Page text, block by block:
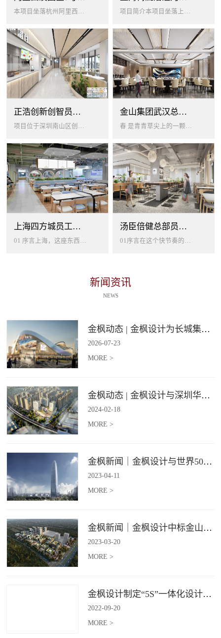
本项目坐落杭州阿里西溪园区8号楼一层，以绿色生机 + 年轻基因为核心，打造「活力聚场」复合型员工餐厅。兼顾多人群用餐需求... 项目简介本项目坐落上海闵行梅陇科技绿洲，以生态创艺食堂为设计核心，融合现代轻奢与自然生态，打造兼顾高效就餐、休闲社交、商...
正浩创新创智员工餐厅
项目位于深圳南山区创智云城，服务正浩企业全体员工及来访亲友，总建筑面积 1537㎡，室内座位 450 座、室外休闲外摆 ...
金山集团武汉总部员工食堂设计
春 是青青草尖上的一颗露珠夏 是粼波湖面中倒映的晚霞秋 是宁静山谷里的一片落叶冬 是白雪中屹立不倒的松柏... ...0...
上海四方城员工美食餐厅设计
01 序言上海，这座东西方文化交汇的国际大都市，以其独特的魅力吸引着世界各地的人才。历史与现代、传统与创新在这里交织碰撞...
汤臣倍健总部员工餐厅设计
01序言在这个快节奏的时代工作压力如同无形的紧箍让大家的生活几乎被工作填满现代企业也越来越重视员工的身心健康所以我们始终...
新闻资讯
NEWS
金枫动态 | 金枫设计为长城集团爱情广场打造汽车文化主题美食食集
2026-07-23
MORE >
金枫动态 | 金枫设计与深圳华强集团携手打造华强商业旗舰项目——宝安华强广场美食街区
2024-02-18
MORE >
金枫新闻｜金枫设计与世界500强—索迪斯集团合作，携手打造广州星河湾中心美食广场
2023-04-11
MORE >
金枫新闻｜金枫设计中标金山集团餐饮楼设计项目，打造科学与艺术相结合的就餐空间
2023-03-20
MORE >
金枫设计制定“5S”一体化设计标准，让商业全案设计导入团餐空间规划
2022-09-20
MORE >